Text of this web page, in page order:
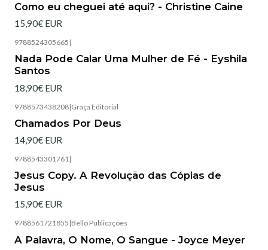
Como eu cheguei até aqui? - Christine Caine
15,90€ EUR
9788524305665 |
Nada Pode Calar Uma Mulher de Fé - Eyshila
Santos
18,90€ EUR
9788573438208|Graça Editorial
Chamados Por Deus
14,90€ EUR
9788543301761|
Jesus Copy. A Revolução das Cópias de
Jesus
15,90€ EUR
9788561721855 |Bello Publicações
A Palavra, O Nome, O Sangue - Joyce Meyer